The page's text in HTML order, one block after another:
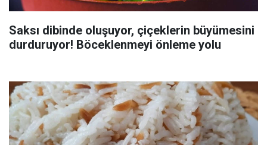
Saksı dibinde oluşuyor, çiçeklerin büyümesini
durduruyor! Böceklenmeyi önleme yolu